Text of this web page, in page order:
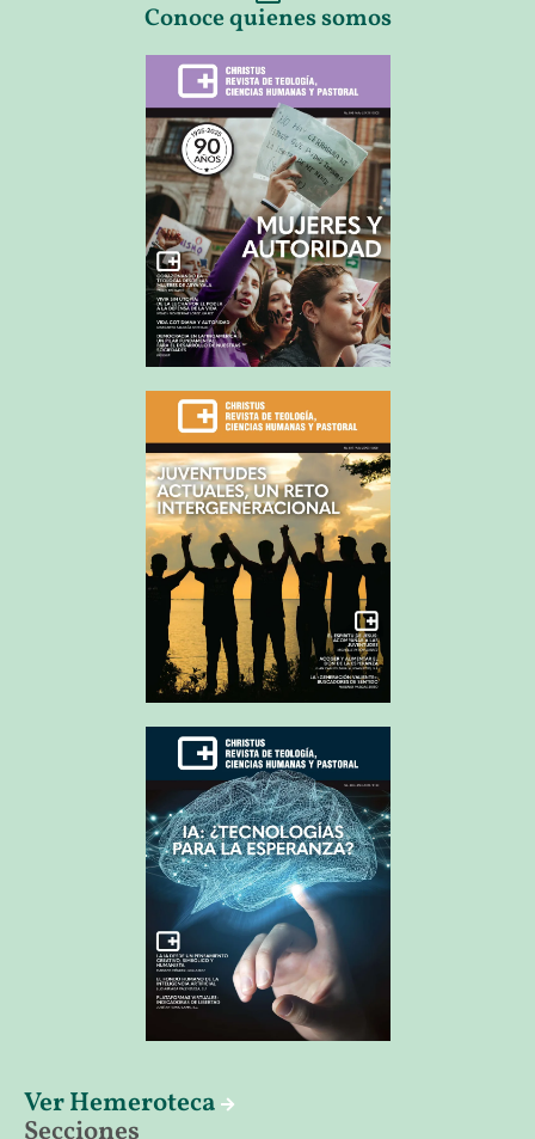
Conoce quienes somos
Ver Hemeroteca